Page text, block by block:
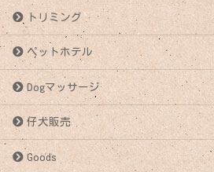
トリミング
ペットホテル
Dogマッサージ
仔犬販売
Goods